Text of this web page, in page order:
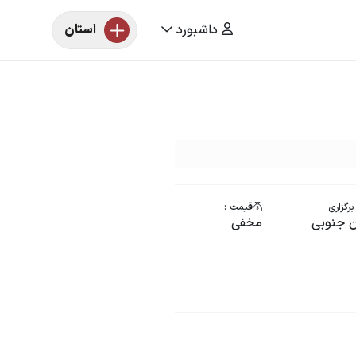
داشبورد استان
جنوبی
قیمت :
مخفی